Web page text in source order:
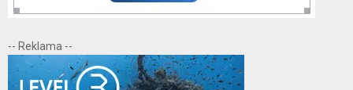
-- Reklama --